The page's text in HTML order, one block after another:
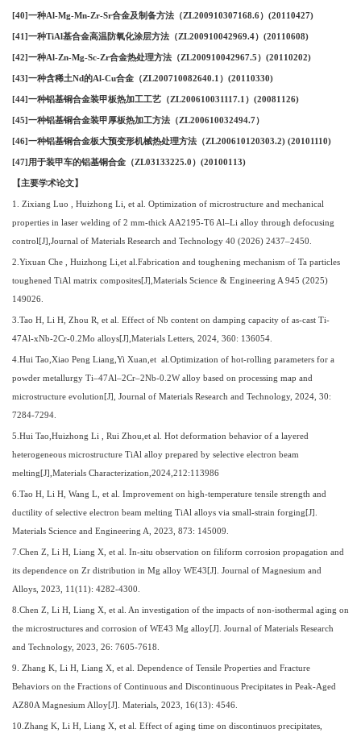
[40]一种Al-Mg-Mn-Zr-Sr合金及制备方法（ZL200910307168.6）(20110427)
[41]一种TiAl基合金高温防氧化涂层方法（ZL200910042969.4）(20110608)
[42]一种Al-Zn-Mg-Sc-Zr合金热处理方法（ZL200910042967.5）(20110202)
[43]一种含稀土Nd的Al-Cu合金（ZL200710082640.1）(20110330)
[44]一种铝基铜合金装甲板热加工工艺（ZL200610031117.1）(20081126)
[45]一种铝基铜合金装甲厚板热加工方法（ZL200610032494.7）
[46]一种铝基铜合金板大预变形机械热处理方法（ZL200610120303.2) (20101110)
[47]用于装甲车的铝基铜合金（ZL03133225.0）(20100113)
【主要学术论文】
1. Zixiang Luo Huizhong Li et al. Optimization of microstructure and mechanical
properties in laser welding of 2 mm-thick AA2195-T6 Al–Li alloy through defocusing
control[J],Journal of Materials Research and Technology 40 (2026) 2437–2450.
2.Yixuan Che , Huizhong Li, et al.Fabrication and toughening mechanism of Ta particles
toughened TiAl matrix composites[J] ,Materials Science & Engineering A 945 (2025)
149026.
3. Tao H, Li H, Zhou R, et al. Effect of Nb content on damping capacity of as-cast Ti-
47Al-xNb-2Cr-0.2Mo alloys[J] Materials Letters, 2024, 360: 136054.
4 .Hui Tao,Xiao Peng Liang,Yi Xuan,et al.Optimization of hot-rolling parameters for a
powder metallurgy Ti–47Al–2Cr–2Nb-0.2W alloy based on processing map and
microstructure evolution[J] Journal of Materials Research and Technology, 2024, 30:
7284-7294.
5 .Hui Tao,Huizhong Li , Rui Zhou,et al. Hot deformation behavior of a layered
heterogeneous microstructure TiAl alloy prepared by selective electron beam
melting[J],Materials Characterization,2024,212:113986
6 .Tao H, Li H, Wang L, et al. Improvement on high-temperature tensile strength and
ductility of selective electron beam melting TiAl alloys via small-strain forging[J].
Materials Science and Engineering A, 2023, 873: 145009.
7 .Chen Z, Li H, Liang X, et al. In-situ observation on filiform corrosion propagation and
its dependence on Zr distribution in Mg alloy WE43[J]. Journal of Magnesium and
Alloys, 2023, 11(11): 4282-4300.
8 .Chen Z, Li H, Liang X, et al. An investigation of the impacts of non-isothermal aging on
the microstructures and corrosion of WE43 Mg alloy[J]. Journal of Materials Research
and Technology, 2023, 26: 7605-7618.
9 . Zhang K, Li H, Liang X, et al. Dependence of Tensile Properties and Fracture
Behaviors on the Fractions of Continuous and Discontinuous Precipitates in Peak-Aged
AZ80A Magnesium Alloy[J]. Materials, 2023, 16(13): 4546.
10 .Zhang K, Li H, Liang X, et al. Effect of aging time on discontinuos precipitates,